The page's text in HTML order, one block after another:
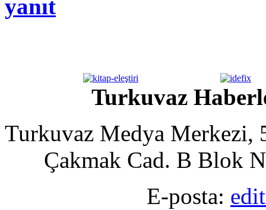
yanıt
Turkuvaz
Turkuvaz Medya Merkezi,
Çakmak Cad. B Blok
E-posta: